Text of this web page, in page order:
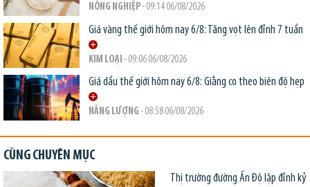
NÔNG NGHIỆP- 09:14 06/08/2026
Giá vàng thế giới hôm nay 6/8: Tăng vọt lên đỉnh 7 tuần
KIM LOẠI - 09:06 06/08/2026
Giá dầu thế giới hôm nay 6/8: Giằng co theo biên độ hẹp
NĂNG LƯỢNG - 08:58 06/08/2026
CÙNG CHUYÊN MỤC
Thị trường đường Ấn Độ lập đỉnh kỷ